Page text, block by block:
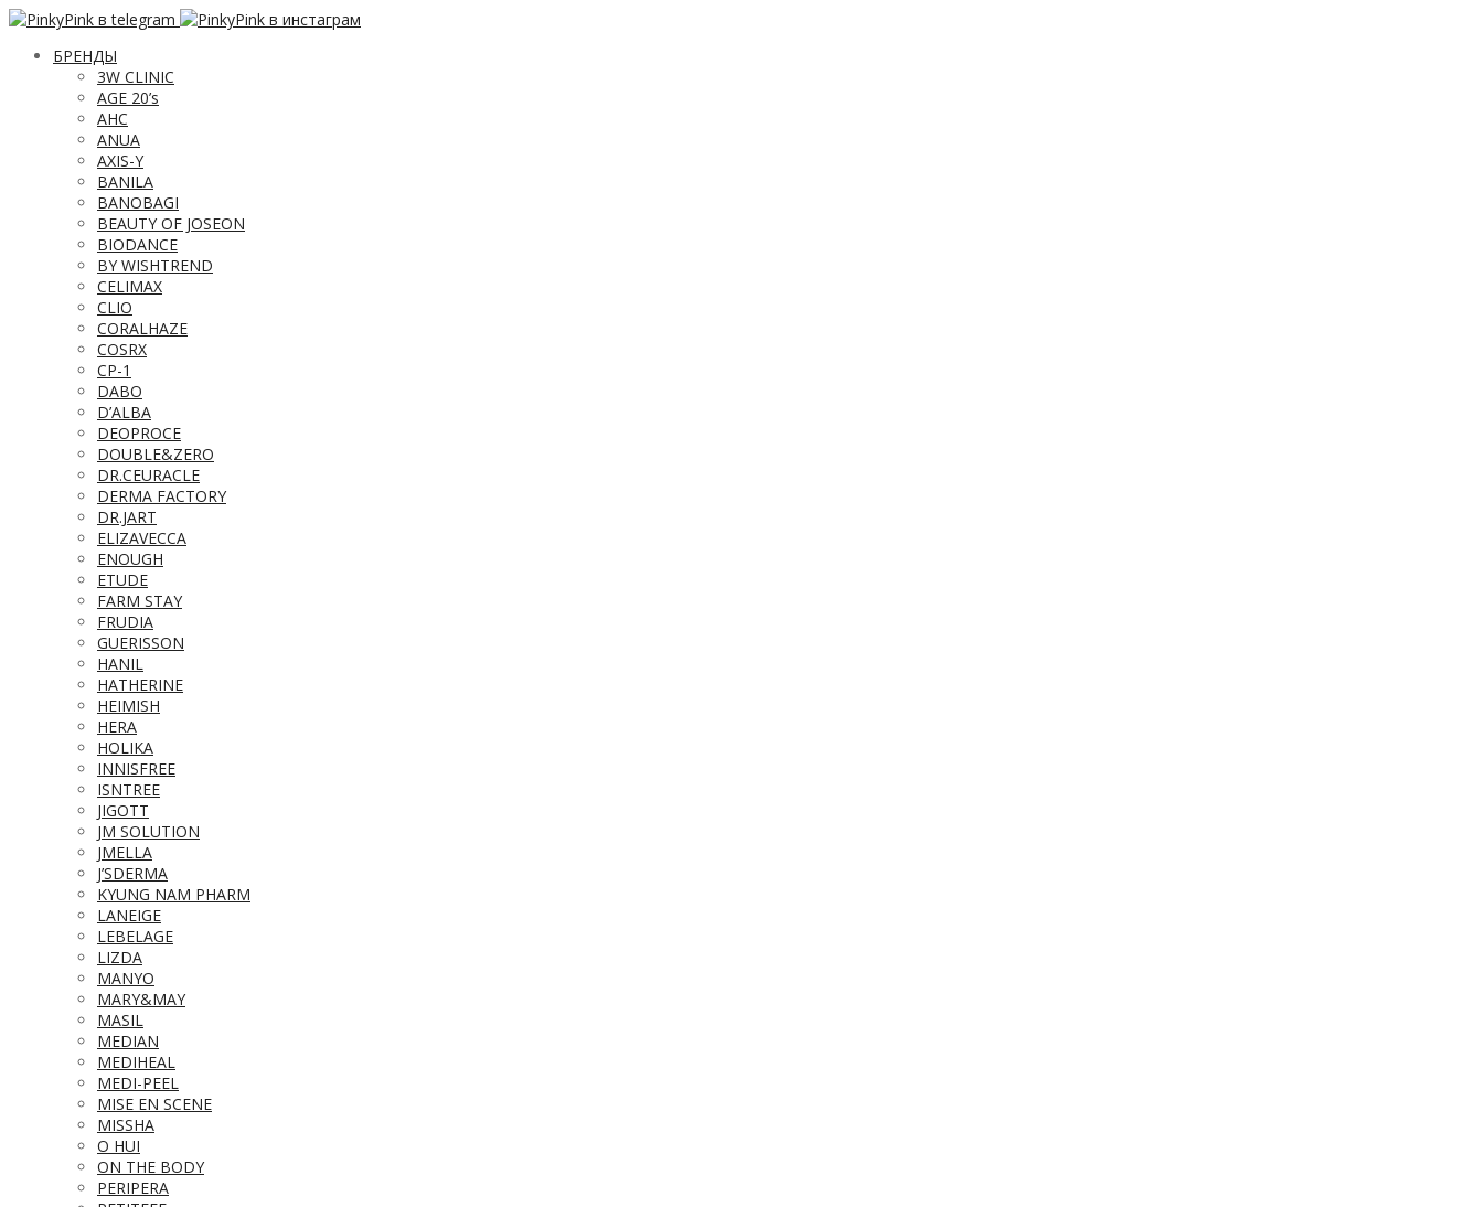
БРЕНДЫ
3W CLINIC
AGE 20’s
AHC
ANUA
AXIS-Y
BANILA
BANOBAGI
BEAUTY OF JOSEON
BIODANCE
BY WISHTREND
CELIMAX
CLIO
CORALHAZE
COSRX
CP-1
DABO
D’ALBA
DEOPROCE
DOUBLE&ZERO
DR.CEURACLE
DERMA FACTORY
DR.JART
ELIZAVECCA
ENOUGH
ETUDE
FARM STAY
FRUDIA
GUERISSON
HANIL
HATHERINE
HEIMISH
HERA
HOLIKA
INNISFREE
ISNTREE
JIGOTT
JM SOLUTION
JMELLA
J’SDERMA
KYUNG NAM PHARM
LANEIGE
LEBELAGE
LIZDA
MANYO
MARY&MAY
MASIL
MEDIAN
MEDIHEAL
MEDI-PEEL
MISE EN SCENE
MISSHA
O HUI
ON THE BODY
PERIPERA